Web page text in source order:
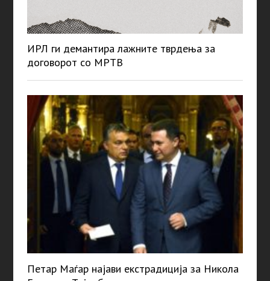
ИРЛ ги демантира лажните тврдења за
договорот со МРТВ
Петар Маѓар најави екстрадиција за Никола